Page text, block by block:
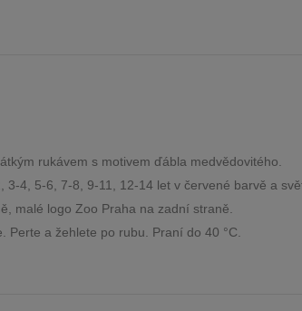
rukávem s motivem ďábla medvědovitého.
3-4, 5-6, 7-8, 9-11, 12-14 let v červené barvě a
malé logo Zoo Praha na zadní straně.
Perte a žehlete po rubu. Praní do 40 °C.